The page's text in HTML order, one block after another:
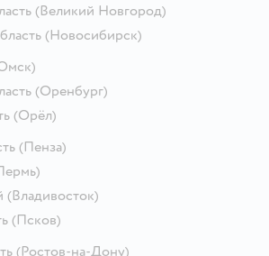
(Великий Новгород)
(Новосибирск)
(Оренбург)
(Орёл)
(Пенза)
(Владивосток)
(Псков)
(Ростов-на-Дону)